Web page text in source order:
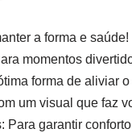
a forma e saúde!
momentos
forma de aliviar o
um visual que faz
Para garantir